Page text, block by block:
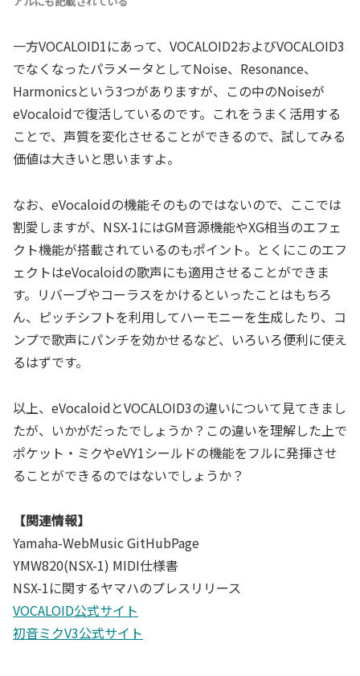
一方VOCALOID1にあって、VOCALOID2およびVOCALOID3
でなくなったパラメータとしてNoise、Resonance、
Harmonicsという3つがありますが、この中のNoiseが
eVocaloidで復活しているのです。これをうまく活用する
ことで、声質を変化させることができるので、試してみる
価値は大きいと思いますよ。
なお、eVocaloidの機能そのものではないので、ここでは
割愛しますが、NSX-1にはGM音源機能やXG相当のエフェ
クト機能が搭載されているのもポイント。とくにこのエフ
ェクトはeVocaloidの歌声にも適用させることができま
す。リバーブやコーラスをかけるといったことはもちろ
ん、ピッチシフトを利用してハーモニーを生成したり、コ
ンプで歌声にパンチを効かせるなど、いろいろ便利に使え
るはずです。
以上、eVocaloidとVOCALOID3の違いについて見てきまし
たが、いかがだったでしょうか？この違いを理解した上で
ポケット・ミクやeVY1シールドの機能をフルに発揮させ
ることができるのではないでしょうか？
【関連情報】
Yamaha-WebMusic GitHubPage
YMW820(NSX-1) MIDI仕様書
NSX-1に関するヤマハのプレスリリース
VOCALOID公式サイト
初音ミクV3公式サイト